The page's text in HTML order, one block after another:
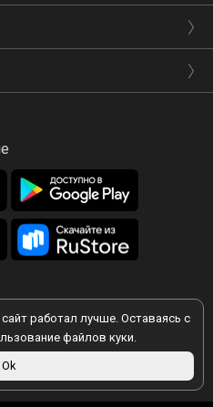
работал лучше. Оставаясь с
файлов куки.
Ok
отношении обработки
kolba.ru.